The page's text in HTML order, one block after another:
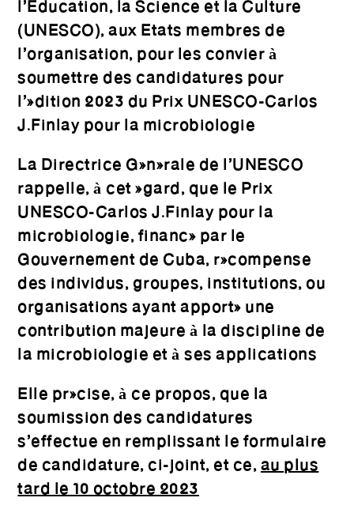
(UNESCO), aux Etats membres de
l’organisation, pour les convier à
soumettre des candidatures pour
l’édition 2023 du Prix UNESCO-Carlos
J.Finlay pour la microbiologie
La Directrice Générale de l’UNESCO
rappelle, à cet égard, que le Prix
UNESCO-Carlos J.Finlay pour la
microbiologie, financé par le
Gouvernement de Cuba, récompense
des individus, groupes, institutions, ou
organisations ayant apporté une
contribution majeure à la discipline de
la microbiologie et à ses applications
Elle précise, à ce propos, que la
soumission des candidatures
s’effectue en remplissant le formulaire
de candidature, ci-joint, et ce,au plus
tard le 10 octobre 2023